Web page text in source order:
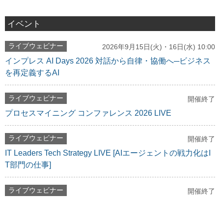
イベント
ライブウェビナー 2026年9月15日(火)・16日(水) 10:00
インプレス AI Days 2026 対話から自律・協働へ─ビジネス
を再定義するAI
ライブウェビナー 開催終了
プロセスマイニング コンファレンス 2026 LIVE
ライブウェビナー 開催終了
IT Leaders Tech Strategy LIVE [AIエージェントの戦力化はI
T部門の仕事]
ライブウェビナー 開催終了